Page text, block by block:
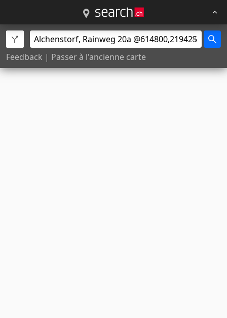
Feedback | Passer à l'ancienne carte